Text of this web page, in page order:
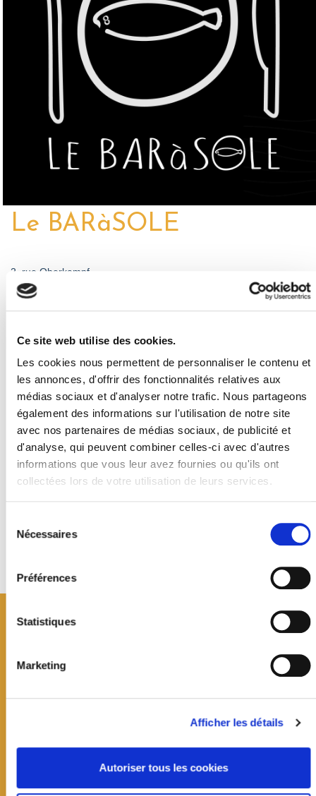
Ce site web utilise des cookies.
Les cookies nous permettent de personnaliser le contenu et
les annonces, d'offrir des fonctionnalités relatives aux
médias sociaux et d'analyser notre trafic. Nous partageons
également des informations sur l'utilisation de notre site
avec nos partenaires de médias sociaux, de publicité et
d'analyse, qui peuvent combiner celles-ci avec d'autres
informations que vous leur avez fournies ou qu'ils ont
collectées lors de votre utilisation de leurs services.
consentement
Nécessaires
Préférences
Statistiques
Marketing
Afficher les détails
Autoriser tous les cookies
Le BARàSOLE
2, rue Oberkampf
Téléphone : 09 81 80 65 65
Email :
Restaurant de poissons et table d'amis.
Poissons de Bretagne et fruits de mer d’exception.
Ouverture :
Lundi : 12h-14h
Mardi, mercredi, jeudi et samedi : 12h-14h - 19h-22h
Vendredi : 10h-14h - 19h-22h
Retour à la liste